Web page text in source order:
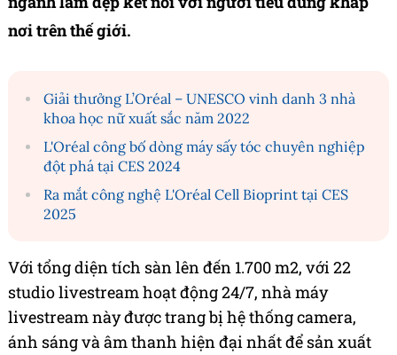
nơi trên thế giới.
Giải thưởng L’Oréal – UNESCO vinh danh 3 nhà
khoa học nữ xuất sắc năm 2022
L'Oréal công bố dòng máy sấy tóc chuyên nghiệp
đột phá tại CES 2024
Ra mắt công nghệ L'Oréal Cell Bioprint tại CES
2025
Với tổng diện tích sàn lên đến 1.700 m2, với 22
studio livestream hoạt động 24/7, nhà máy
livestream này được trang bị hệ thống camera,
ánh sáng và âm thanh hiện đại nhất để sản xuất